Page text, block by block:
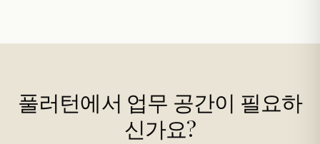
풀러턴에서 업무 공간이 필요하
신가요?